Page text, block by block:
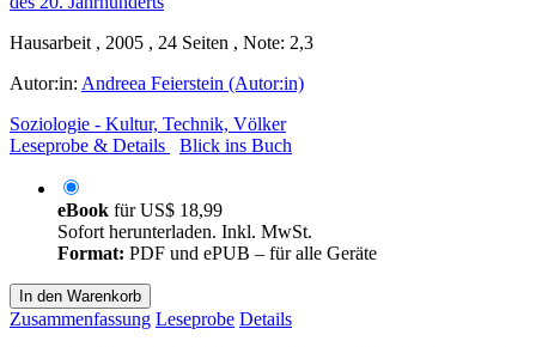
Hausarbeit , 2005 , 24 Seiten , Note: 2,3
Autor:in: Andreea Feierstein (Autor:in)
Soziologie - Kultur, Technik, Völker
Leseprobe & Details
Blick ins Buch
eBook fürUS$ 18,99
Sofort herunterladen. Inkl. MwSt.
Format: PDF und ePUB – für alle Geräte
In den Warenkorb
Zusammenfassung Leseprobe Details